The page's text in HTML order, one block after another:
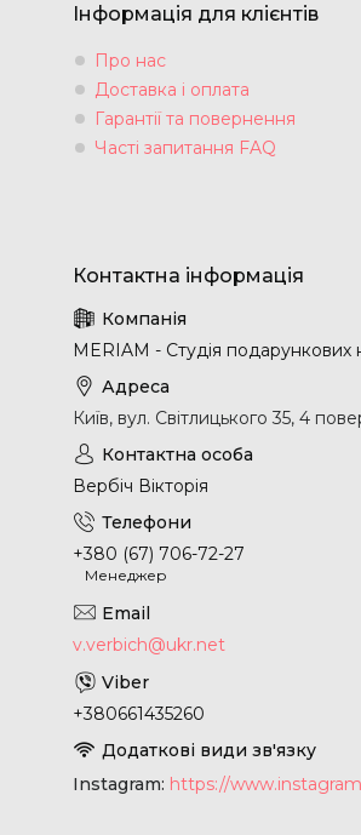
Інформація для клієнтів
Про нас
Доставка і оплата
Гарантії та повернення
Часті запитання FAQ
MERIAM - Студія подарункових
Київ, вул. Світлицького 35, 4
Вербіч Вікторія
+380 (67) 706-72-27
Менеджер
v.verbich@ukr.net
+380661435260
Instagram https://